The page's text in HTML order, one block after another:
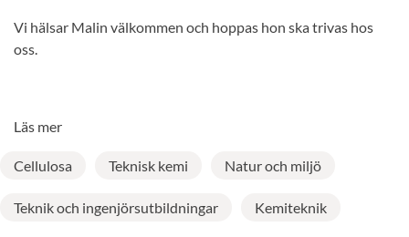
Vi hälsar Malin välkommen och hoppas hon ska trivas hos
oss.
Läs mer
Cellulosa Teknisk kemi Natur och miljö
Teknik och ingenjörsutbildningar Kemiteknik